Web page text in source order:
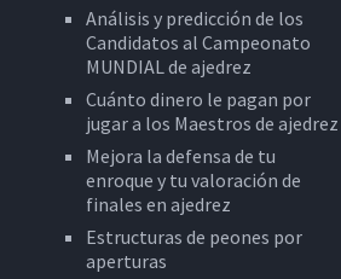
Análisis y predicción de los
Candidatos al Campeonato
MUNDIAL de ajedrez
Cuánto dinero le pagan por
jugar a los Maestros de ajedrez
Mejora la defensa de tu
enroque y tu valoración de
finales en ajedrez
Estructuras de peones por
aperturas